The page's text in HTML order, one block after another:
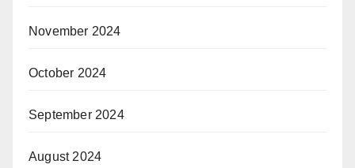
November 2024
October 2024
September 2024
August 2024